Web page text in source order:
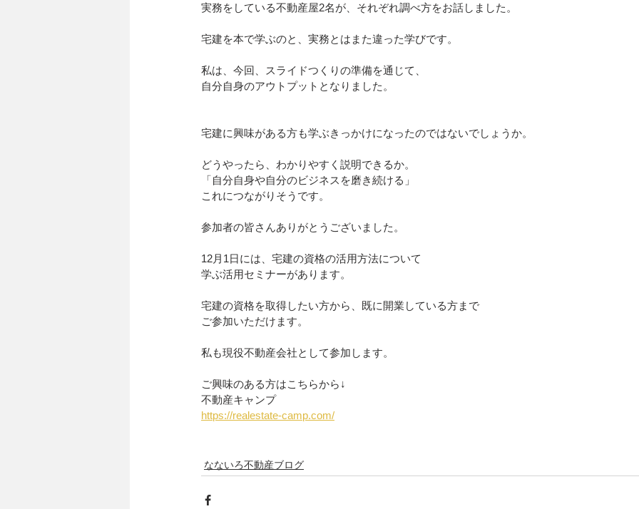
実務をしている不動産屋2名が、それぞれ調べ方をお話しました。
宅建を本で学ぶのと、実務とはまた違った学びです。
私は、今回、スライドつくりの準備を通じて、
自分自身のアウトプットとなりました。
宅建に興味がある方も学ぶきっかけになったのではないでしょうか。
どうやったら、わかりやすく説明できるか。
「自分自身や自分のビジネスを磨き続ける」
これにつながりそうです。
参加者の皆さんありがとうございました。
12月1日には、宅建の資格の活用方法について
学ぶ活用セミナーがあります。
宅建の資格を取得したい方から、既に開業している方まで
ご参加いただけます。
私も現役不動産会社として参加します。
ご興味のある方はこちらから↓
不動産キャンプ
https://realestate-camp.com/
なないろ不動産ブログ